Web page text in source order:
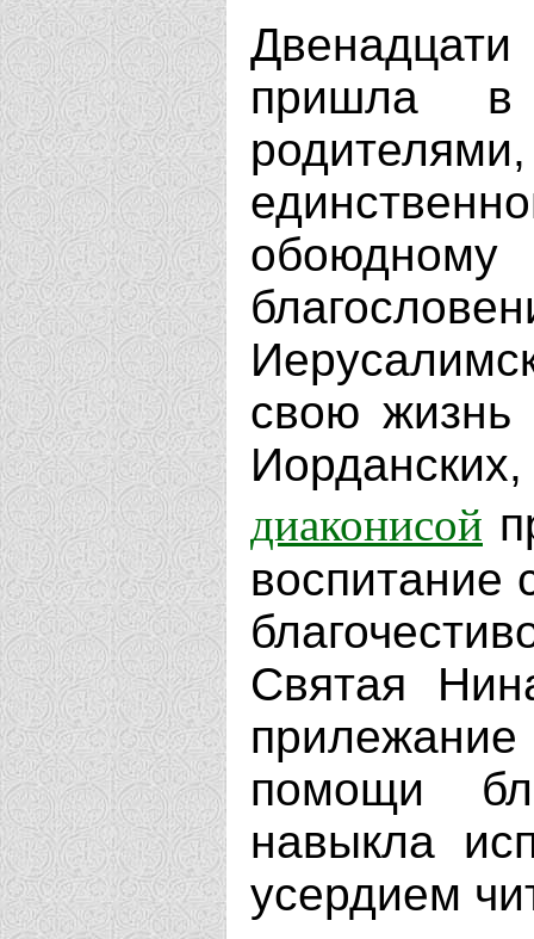
пришла
свою жизнь
диаконисой
воспитание
Святая
помощи
навыкла
усердием